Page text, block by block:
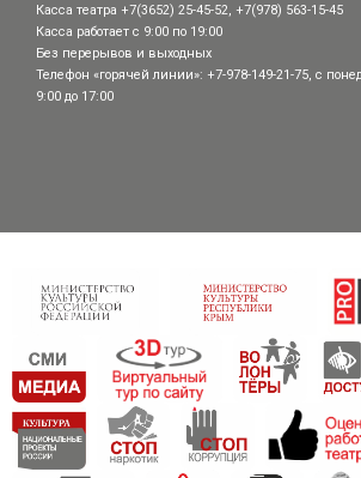
Касса театра +7(3652) 25-45-52, +7(978) 563-15-45
Касса работает с 9:00 по 19:00
Без перерывов и выходных
Телефон «горячей линии»: +7-978-149-21-75, с
9:00 до 17:00